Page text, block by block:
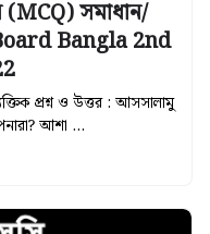
(MCQ) সমাধান/
Bangla 2nd
প্রশ্ন ও উত্তর : আসসালামু
আশা …